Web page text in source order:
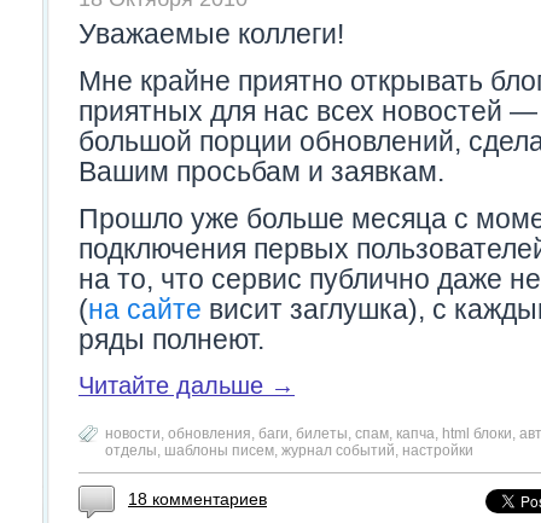
Уважаемые коллеги!
Мне крайне приятно открывать
приятных для нас всех новостей
большой порции обновлений,
Вашим просьбам и заявкам.
Прошло уже больше месяца с
подключения первых
на то, что сервис публично даже
(на сайте висит заглушка), с
ряды полнеют.
Читайте дальше →
новости, обновления, баги, билеты, спам, капча, html блоки,
отделы, шаблоны писем, журнал событий, настройки
18 комментариев